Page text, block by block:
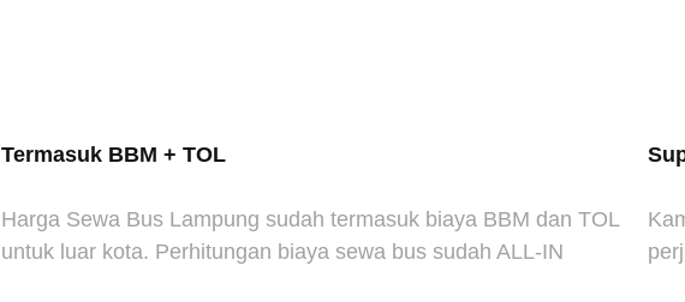
Termasuk BBM + TOL
Harga Sewa Bus Lampung sudah termasuk biaya BBM dan TOL
untuk luar kota. Perhitungan biaya sewa bus sudah ALL-IN